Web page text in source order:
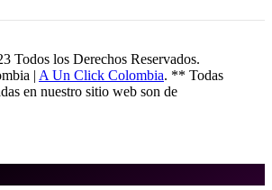
Todos los Derechos Reservados.
| A Un Click Colombia. ** Todas
en nuestro sitio web son de